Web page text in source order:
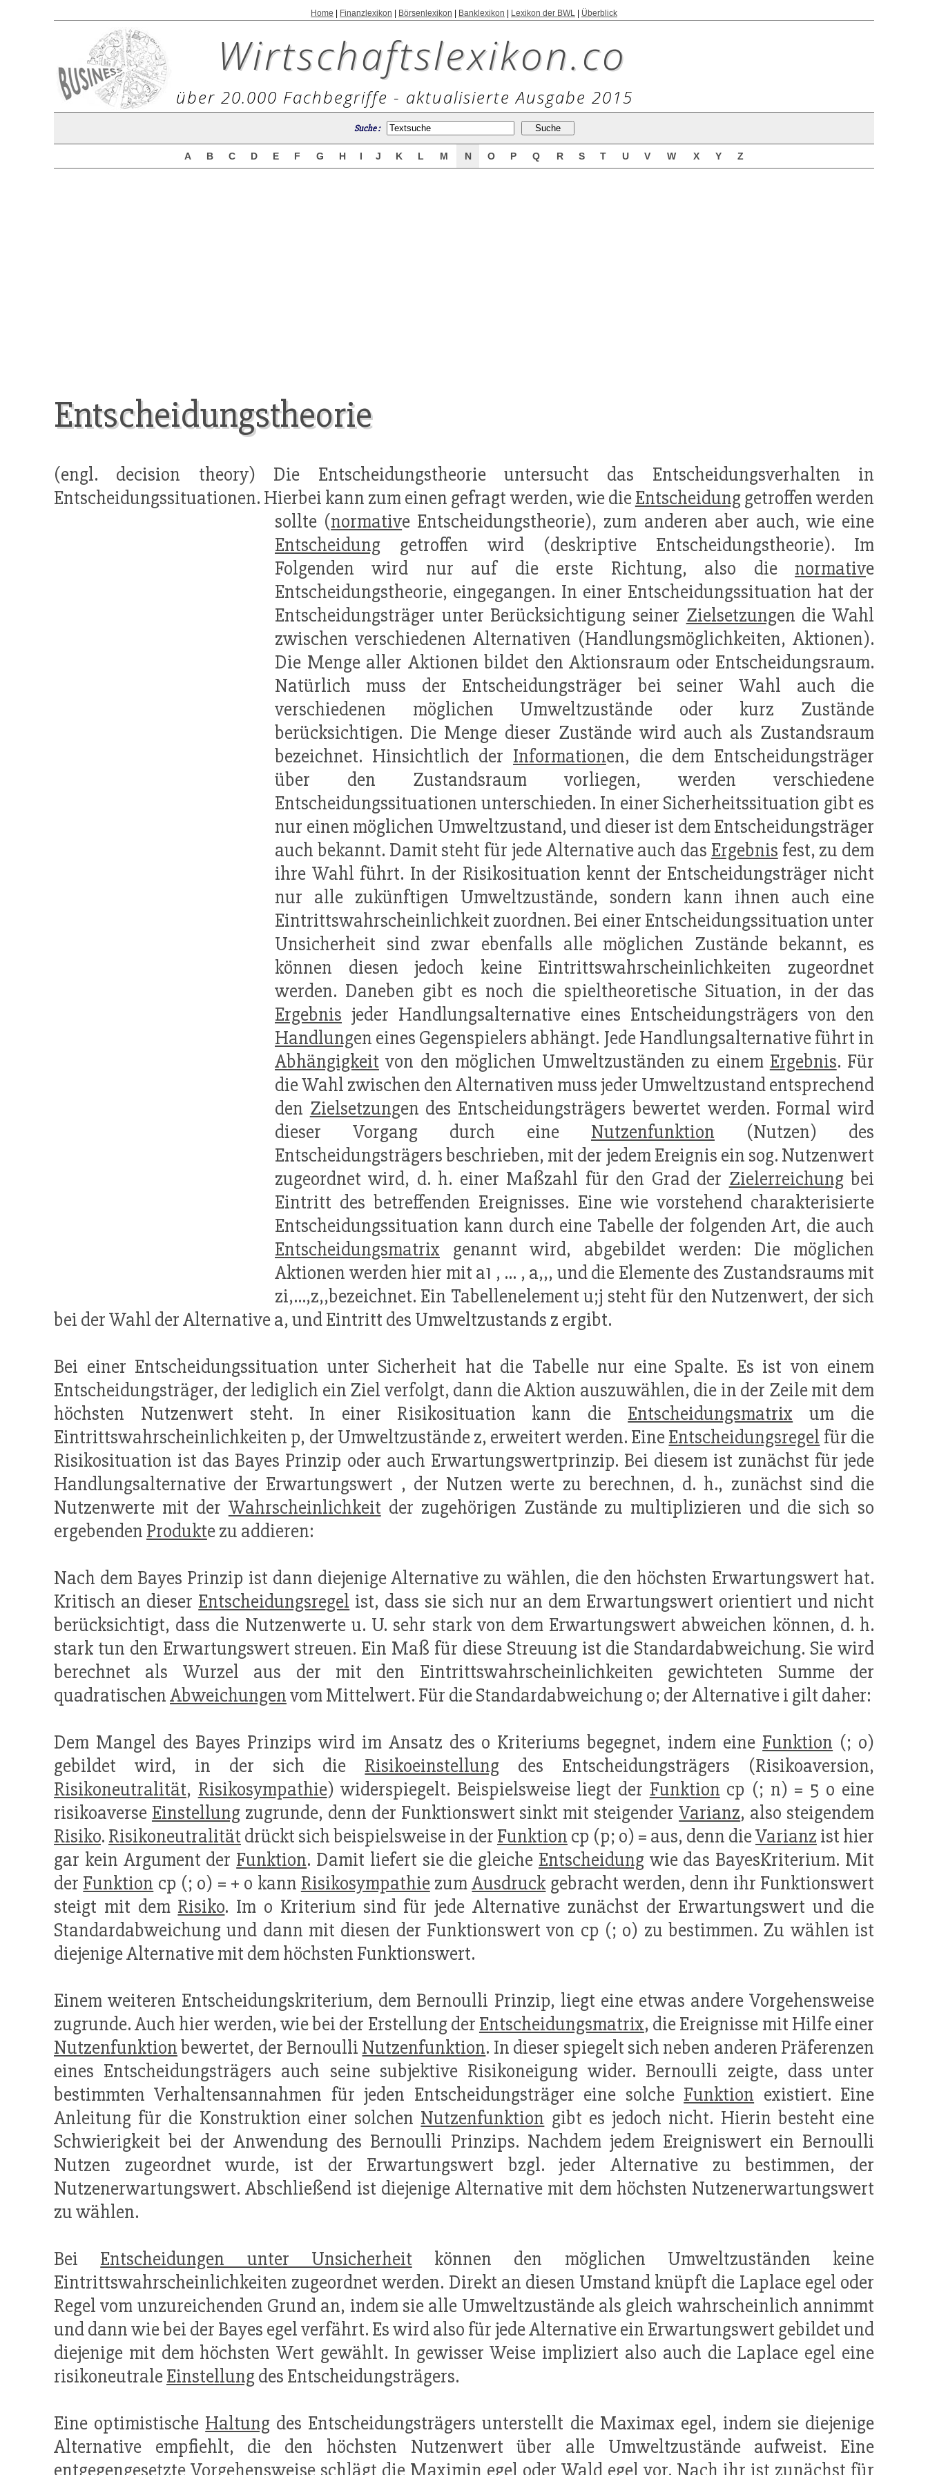
Home Finanzlexikon Börsenlexikon Banklexikon Lexikon der BWL Überblick
Wirtschaftslexikon.co
über 20.000 Fachbegriffe - aktualisierte Ausgabe 2015
Suche :
A B C D E F G H I J K L M N O P Q R S T U V W X Y Z
Entscheidungstheorie
(engl. decision theory) Die Entscheidungstheorie untersucht das Entscheidungsverhalten in
Entscheidungssituationen. Hierbei kann zum einen gefragt werden, wie dieEntscheidunggetroffen werden
sollte (normative Entscheidungstheorie), zum anderen aber auch, wie eine
Entscheidung getroffen wird (deskriptive Entscheidungstheorie). Im
Folgenden wird nur auf die erste Richtung, also die normative
Entscheidungstheorie, eingegangen. In einer Entscheidungssituation hat der
Entscheidungsträger unter Berücksichtigung seiner Zielsetzungen die Wahl
zwischen verschiedenen Alternativen (Handlungsmöglichkeiten, Aktionen).
Die Menge aller Aktionen bildet den Aktionsraum oder Entscheidungsraum.
Natürlich muss der Entscheidungsträger bei seiner Wahl auch die
verschiedenen möglichen Umweltzustände oder kurz Zustände
berücksichtigen. Die Menge dieser Zustände wird auch als Zustandsraum
bezeichnet. Hinsichtlich der Informationen, die dem Entscheidungsträger
über den Zustandsraum vorliegen, werden verschiedene
Entscheidungssituationen unterschieden. In einer Sicherheitssituation gibt es
nur einen möglichen Umweltzustand, und dieser ist dem Entscheidungsträger
auch bekannt. Damit steht für jede Alternative auch das Ergebnis fest, zu dem
ihre Wahl führt. In der Risikosituation kennt der Entscheidungsträger nicht
nur alle zukünftigen Umweltzustände, sondern kann ihnen auch eine
Eintrittswahrscheinlichkeit zuordnen. Bei einer Entscheidungssituation unter
Unsicherheit sind zwar ebenfalls alle möglichen Zustände bekannt, es
können diesen jedoch keine Eintrittswahrscheinlichkeiten zugeordnet
werden. Daneben gibt es noch die spieltheoretische Situation, in der das
Ergebnis jeder Handlungsalternative eines Entscheidungsträgers von den
Handlungen eines Gegenspielers abhängt. Jede Handlungsalternative führt in
Abhängigkeit von den möglichen Umweltzuständen zu einem Ergebnis. Für
die Wahl zwischen den Alternativen muss jeder Umweltzustand entsprechend
den Zielsetzungen des Entscheidungsträgers bewertet werden. Formal wird
dieser Vorgang durch eine Nutzenfunktion (Nutzen) des
Entscheidungsträgers beschrieben, mit der jedem Ereignis ein sog. Nutzenwert
zugeordnet wird, d. h. einer Maßzahl für den Grad der Zielerreichungbei
Eintritt des betreffenden Ereignisses. Eine wie vorstehend charakterisierte
Entscheidungssituation kann durch eine Tabelle der folgenden Art, die auch
Entscheidungsmatrix genannt wird, abgebildet werden: Die möglichen
Aktionen werden hier mit a1 , ... , a,,, und die Elemente des Zustandsraums mit
zi,...,z,,bezeichnet. Ein Tabellenelement u;j steht für den Nutzenwert, der sich
bei der Wahl der Alternative a, und Eintritt des Umweltzustands z ergibt.
Bei einer Entscheidungssituation unter Sicherheit hat die Tabelle nur eine Spalte. Es ist von einem
Entscheidungsträger, der lediglich ein Ziel verfolgt, dann die Aktion auszuwählen, die in der Zeile mit dem
höchsten Nutzenwert steht. In einer Risikosituation kann die Entscheidungsmatrix um die
Eintrittswahrscheinlichkeiten p, der Umweltzustände z, erweitert werden. EineEntscheidungsregel für die
Risikosituation ist das Bayes Prinzip oder auch Erwartungswertprinzip. Bei diesem ist zunächst für jede
Handlungsalternative der Erwartungswert , der Nutzen werte zu berechnen, d. h., zunächst sind die
Nutzenwerte mit der Wahrscheinlichkeit der zugehörigen Zustände zu multiplizieren und die sich so
ergebenden Produkte zu addieren:
Nach dem Bayes Prinzip ist dann diejenige Alternative zu wählen, die den höchsten Erwartungswert hat.
Kritisch an dieser Entscheidungsregel ist, dass sie sich nur an dem Erwartungswert orientiert und nicht
berücksichtigt, dass die Nutzenwerte u. U. sehr stark von dem Erwartungswert abweichen können, d. h.
stark tun den Erwartungswert streuen. Ein Maß für diese Streuung ist die Standardabweichung. Sie wird
berechnet als Wurzel aus der mit den Eintrittswahrscheinlichkeiten gewichteten Summe der
quadratischenAbweichungenvom Mittelwert. Für die Standardabweichung o; der Alternative i gilt daher:
Dem Mangel des Bayes Prinzips wird im Ansatz des o Kriteriums begegnet, indem eine Funktion (; o)
gebildet wird, in der sich die Risikoeinstellung des Entscheidungsträgers (Risikoaversion,
Risikoneutralität, Risikosympathie) widerspiegelt. Beispielsweise liegt der Funktion cp (; n) = 5 o eine
risikoaverse Einstellungzugrunde, denn der Funktionswert sinkt mit steigenderVarianz, also steigendem
Risiko. Risikoneutralität drückt sich beispielsweise in der Funktion cp (p; o) = aus, denn dieVarianz ist hier
gar kein Argument der Funktion. Damit liefert sie die gleiche Entscheidungwie das BayesKriterium. Mit
der Funktion cp (; o) = + o kann RisikosympathiezumAusdruck gebracht werden, denn ihr Funktionswert
steigt mit dem Risiko. Im o Kriterium sind für jede Alternative zunächst der Erwartungswert und die
Standardabweichung und dann mit diesen der Funktionswert von cp (; o) zu bestimmen. Zu wählen ist
diejenige Alternative mit dem höchsten Funktionswert.
Einem weiteren Entscheidungskriterium, dem Bernoulli Prinzip, liegt eine etwas andere Vorgehensweise
zugrunde. Auch hier werden, wie bei der Erstellung der Entscheidungsmatrix, die Ereignisse mit Hilfe einer
Nutzenfunktionbewertet, der Bernoulli Nutzenfunktion. In dieser spiegelt sich neben anderen Präferenzen
eines Entscheidungsträgers auch seine subjektive Risikoneigung wider. Bernoulli zeigte, dass unter
bestimmten Verhaltensannahmen für jeden Entscheidungsträger eine solche Funktion existiert. Eine
Anleitung für die Konstruktion einer solchen Nutzenfunktion gibt es jedoch nicht. Hierin besteht eine
Schwierigkeit bei der Anwendung des Bernoulli Prinzips. Nachdem jedem Ereigniswert ein Bernoulli
Nutzen zugeordnet wurde, ist der Erwartungswert bzgl. jeder Alternative zu bestimmen, der
Nutzenerwartungswert. Abschließend ist diejenige Alternative mit dem höchsten Nutzenerwartungswert
zu wählen.
Bei Entscheidungen unter Unsicherheit können den möglichen Umweltzuständen keine
Eintrittswahrscheinlichkeiten zugeordnet werden. Direkt an diesen Umstand knüpft die Laplace egel oder
Regel vom unzureichenden Grund an, indem sie alle Umweltzustände als gleich wahrscheinlich annimmt
und dann wie bei der Bayes egel verfährt. Es wird also für jede Alternative ein Erwartungswert gebildet und
diejenige mit dem höchsten Wert gewählt. In gewisser Weise impliziert also auch die Laplace egel eine
risikoneutraleEinstellungdes Entscheidungsträgers.
Eine optimistische Haltung des Entscheidungsträgers unterstellt die Maximax egel, indem sie diejenige
Alternative empfiehlt, die den höchsten Nutzenwert über alle Umweltzustände aufweist. Eine